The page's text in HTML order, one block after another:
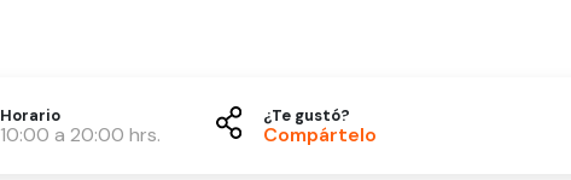
Horario
10:00 a 20:00 hrs.
¿Te gustó?
Compártelo